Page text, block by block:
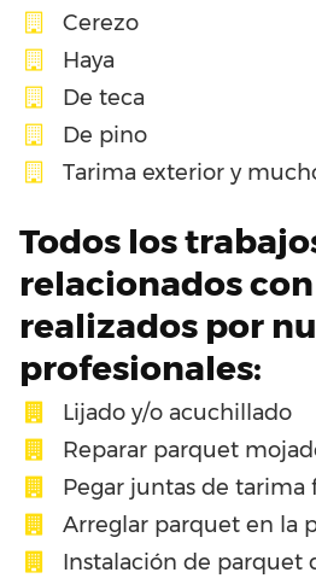
Cerezo
Haya
De teca
De pino
Tarima exterior y
Todos los
relacionados
realizados por
profesionales:
Lijado y/o acuchillado
Reparar parquet
Pegar juntas de tarima
Arreglar parquet en la
Instalación de parquet